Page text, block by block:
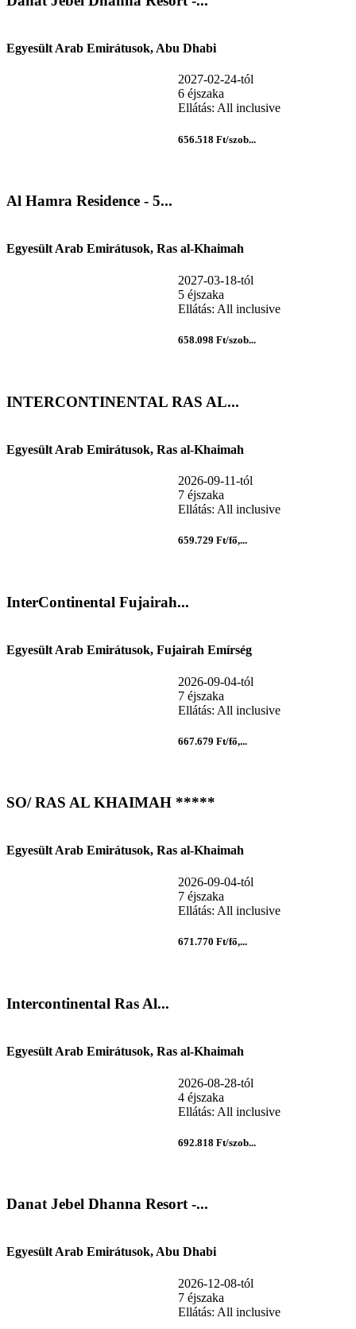
Egyesült Arab Emirátusok, Abu Dhabi
2027-02-24-tól
6 éjszaka
Ellátás: All inclusive
656.518 Ft/szob...
Al Hamra Residence - 5...
Egyesült Arab Emirátusok, Ras al-Khaimah
2027-03-18-tól
5 éjszaka
Ellátás: All inclusive
658.098 Ft/szob...
INTERCONTINENTAL RAS AL...
Egyesült Arab Emirátusok, Ras al-Khaimah
2026-09-11-tól
7 éjszaka
Ellátás: All inclusive
659.729 Ft/fő,...
InterContinental Fujairah...
Egyesült Arab Emirátusok, Fujairah Emírség
2026-09-04-tól
7 éjszaka
Ellátás: All inclusive
667.679 Ft/fő,...
SO/ RAS AL KHAIMAH *****
Egyesült Arab Emirátusok, Ras al-Khaimah
2026-09-04-tól
7 éjszaka
Ellátás: All inclusive
671.770 Ft/fő,...
Intercontinental Ras Al...
Egyesült Arab Emirátusok, Ras al-Khaimah
2026-08-28-tól
4 éjszaka
Ellátás: All inclusive
692.818 Ft/szob...
Danat Jebel Dhanna Resort -...
Egyesült Arab Emirátusok, Abu Dhabi
2026-12-08-tól
7 éjszaka
Ellátás: All inclusive